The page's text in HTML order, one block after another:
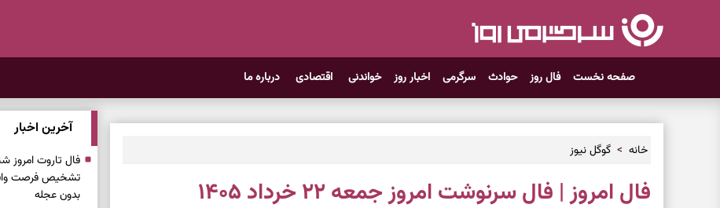
صفحه نخست فال روز حوادث سرگرمی اخبار روز خواندنی اقتصادی درباره ما
خانه گوگل نیوز
فال امروز | فال سرنوشت امروز جمعه ۲۲ خرداد ۱۴۰۵
آخرین اخبار
تشخیص فرصت
بدون عجله